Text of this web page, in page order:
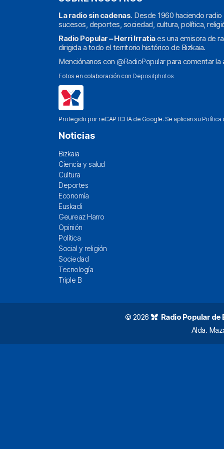
La radio sin cadenas. Desde 1960 haciendo
sucesos, deportes, sociedad, cultura, política,
Radio Popular – Herri Irratiaes una emisora de
dirigida a todo el territorio histórico de Bizkaia.
Menciónanos con @RadioPopularpara comentar la
Fotos en colaboración con Depositphotos
Protegido por reCAPTCHA de Google. Se aplican su Política
Noticias
Bizkaia
Ciencia y salud
Cultura
Deportes
Economía
Euskadi
Geureaz Harro
Opinión
Política
Social y religión
Sociedad
Tecnología
Triple B
© 2026 Radio Popular de
Alda.